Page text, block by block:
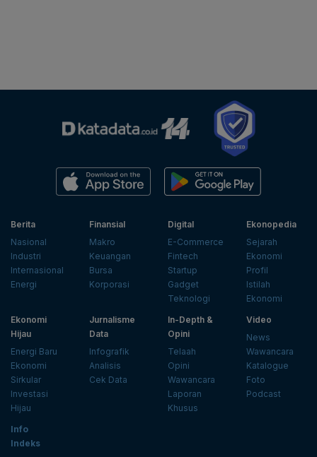
Berita
Nasional
Industri
Internasional
Energi
Finansial
Makro
Keuangan
Bursa
Korporasi
Digital
E-Commerce
Fintech
Startup
Gadget
Teknologi
Ekonopedia
Sejarah
Ekonomi
Profil
Istilah
Ekonomi
Ekonomi
Hijau
Energi Baru
Ekonomi
Sirkular
Investasi
Hijau
Jurnalisme
Data
Infografik
Analisis
Cek Data
In-Depth &
Opini
Telaah
Opini
Wawancara
Laporan
Khusus
Video
News
Wawancara
Katalogue
Foto
Podcast
Info
Indeks